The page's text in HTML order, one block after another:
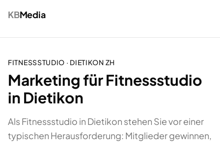
KBMedia
FITNESSSTUDIO · DIETIKON ZH
Marketing für Fitnessstudio
in Dietikon
Als Fitnessstudio in Dietikon stehen Sie vor einer
typischen Herausforderung: Mitglieder gewinnen,